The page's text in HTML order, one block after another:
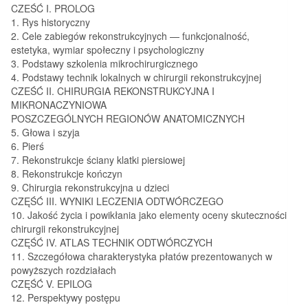
CZEŚĆ I. PROLOG
1. Rys historyczny
2. Cele zabiegów rekonstrukcyjnych — funkcjonalność,
estetyka, wymiar społeczny i psychologiczny
3. Podstawy szkolenia mikrochirurgicznego
4. Podstawy technik lokalnych w chirurgii rekonstrukcyjnej
CZEŚĆ II. CHIRURGIA REKONSTRUKCYJNA I
MIKRONACZYNIOWA
POSZCZEGÓLNYCH REGIONÓW ANATOMICZNYCH
5. Głowa i szyja
6. Pierś
7. Rekonstrukcje ściany klatki piersiowej
8. Rekonstrukcje kończyn
9. Chirurgia rekonstrukcyjna u dzieci
CZĘŚĆ III. WYNIKI LECZENIA ODTWÓRCZEGO
10. Jakość życia i powikłania jako elementy oceny skuteczności
chirurgii rekonstrukcyjnej
CZĘŚĆ IV. ATLAS TECHNIK ODTWÓRCZYCH
11. Szczegółowa charakterystyka płatów prezentowanych w
powyższych rozdziałach
CZĘŚĆ V. EPILOG
12. Perspektywy postępu